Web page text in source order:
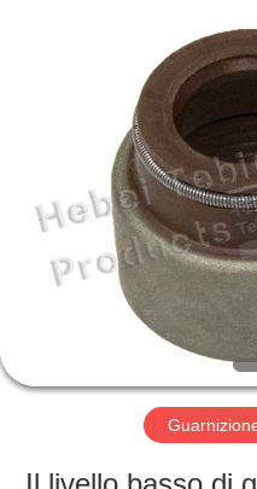
PRODOTTI
CIRCA
GIRO
FABBRICA